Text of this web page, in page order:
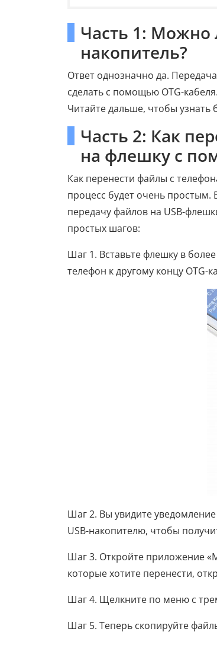
Часть 1: Можно
накопитель?
Ответ однозначно да.
сделать с помощью OTG-
Читайте дальше, чтобы узнать
Часть 2: Как
на флешку с
Как перенести файлы с
процесс будет очень
передачу файлов на USB-
простых шагов:
Шаг 1. Вставьте флешку в
телефон к другому концу OTG-
Шаг 2. Вы увидите
USB-накопителю, чтобы
Шаг 3. Откройте приложение
которые хотите перенести,
Шаг 4. Щелкните по меню с
Шаг 5. Теперь скопируйте